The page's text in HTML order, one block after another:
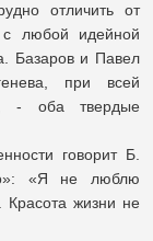
отличить от
с любой идейной
Базаров и Павел
при всей
- оба твердые
говорит Б.
«Я не люблю
Красота жизни не